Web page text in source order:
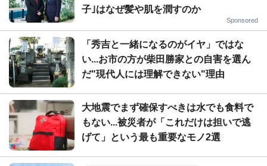
子｣はなぜ髪や肌を潤すのか
Sponsored
「秀吉と一緒になるのがイヤ」ではな
い...お市の方が柴田勝家との自害を選ん
だ"現代人には理解できない"理由
大地震でまず確保すべきは水でも食料で
もない...被災者が「これだけは担いで逃
げて」という最も重要なモノ2選